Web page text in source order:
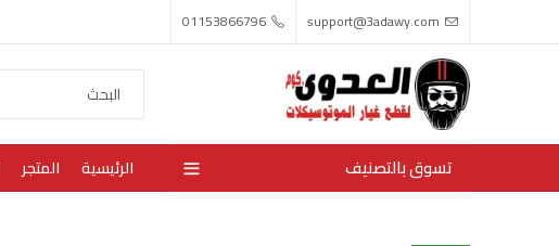
support@3adawy.com
01153866796
تسوق بالتصنيف الرئيسية المتجر